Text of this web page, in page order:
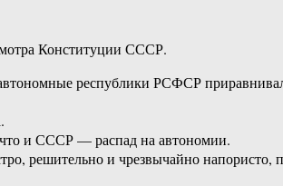
Конституции СССР.
республики РСФСР
и СССР — распад на автономии.
решительно и чрезвычайно напористо,